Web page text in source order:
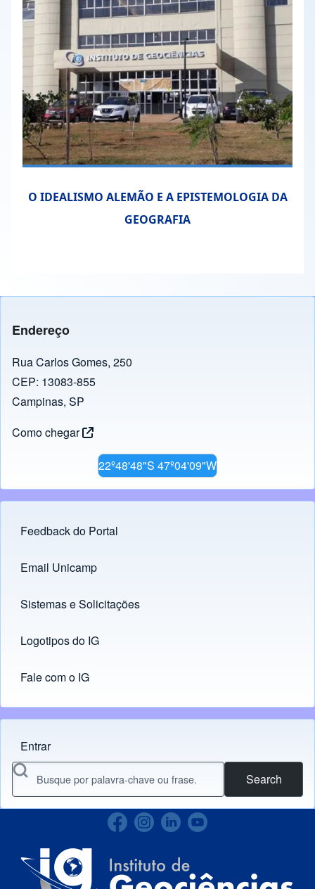
O IDEALISMO ALEMÃO E A EPISTEMOLOGIA DA
GEOGRAFIA
Endereço
Rua Carlos Gomes, 250
CEP: 13083-855
Campinas, SP
Como chegar
22º48'48"S 47º04'09"W
Footer menu
Feedback do Portal
Links
Email Unicamp
(opens in new tab)
Sistemas e Solicitações
(opens in new tab)
Logotipos do IG
(opens in new tab)
Fale com o IG
Menu do usuário
Entrar
Search